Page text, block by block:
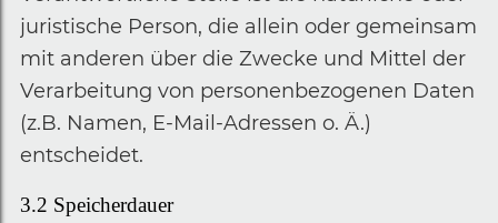
juristische Person, die allein oder gemeinsam
mit anderen über die Zwecke und Mittel der
Verarbeitung von personenbezogenen Daten
(z.B. Namen, E-Mail-Adressen o. Ä.)
entscheidet.
3.2 Speicherdauer